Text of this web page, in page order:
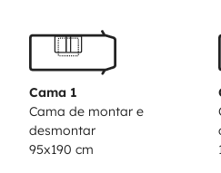
Cama 1
Cama de montar e
desmontar
95x190 cm